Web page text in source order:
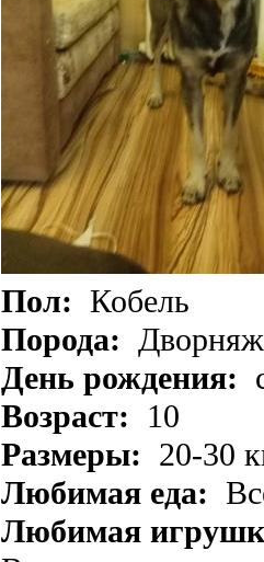
Пол: Кобель
Порода:
День рождения:
Возраст: 10
Размеры: 20-30
Любимая еда:
Любимая